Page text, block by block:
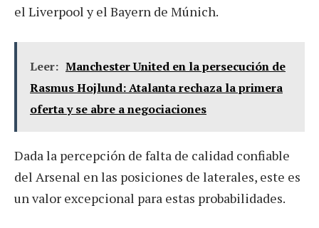
el Liverpool y el Bayern de Múnich.
Leer: Manchester United en la persecución de
Rasmus Hojlund: Atalanta rechaza la primera
oferta y se abre a negociaciones
Dada la percepción de falta de calidad confiable
del Arsenal en las posiciones de laterales, este es
un valor excepcional para estas probabilidades.